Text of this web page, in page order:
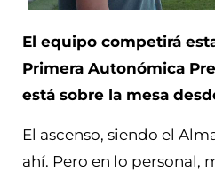
El equipo competirá
Primera Autonómica
está sobre la mesa
El ascenso, siendo el
ahí. Pero en lo personal,